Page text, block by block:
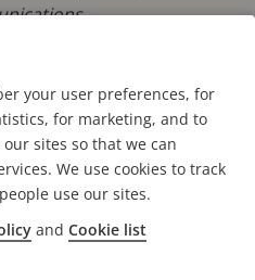
431 9237
your user preferences, for
for marketing, and to
sites so that we can
We use cookies to track
use our sites.
and Cookie list